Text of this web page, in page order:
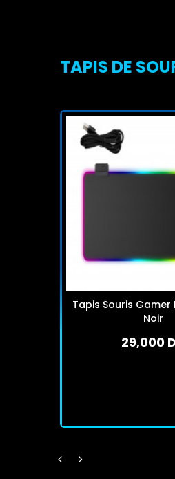
TAPIS DE
Tapis Souris Gamer
Noir
29,000